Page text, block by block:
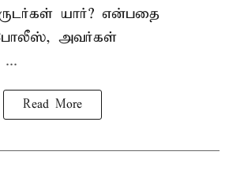
யார்? என்பதை
போலீஸ், அவர்கள்
Read More